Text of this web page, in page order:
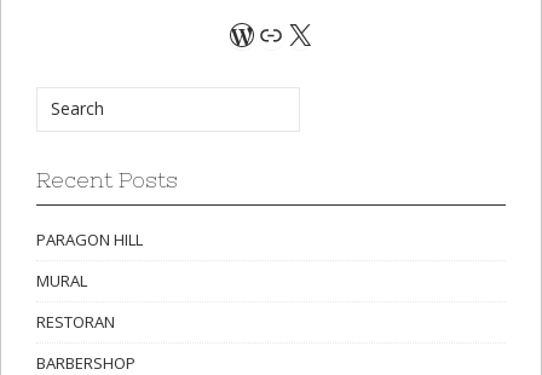
WordPress
Link
X
Recent Posts
PARAGON HILL
MURAL
RESTORAN
BARBERSHOP